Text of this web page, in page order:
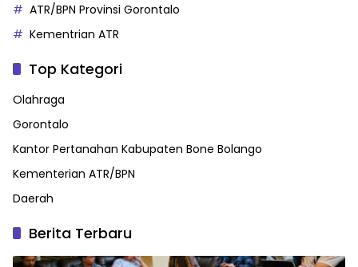
ATR/BPN Provinsi Gorontalo
Kementrian ATR
Top Kategori
Olahraga
Gorontalo
Kantor Pertanahan Kabupaten Bone Bolango
Kementerian ATR/BPN
Daerah
Berita Terbaru